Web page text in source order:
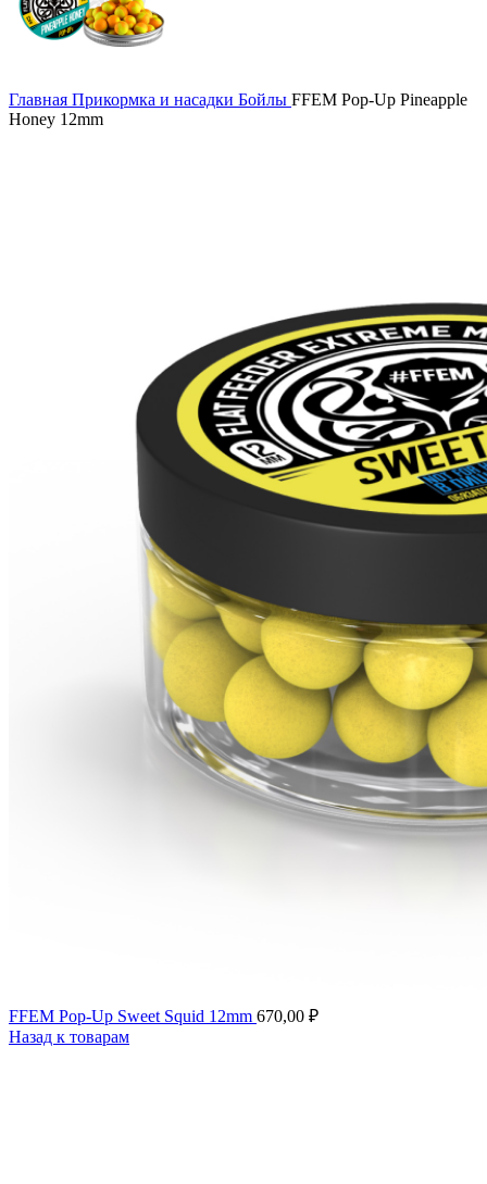
Главная Прикормка и насадки Бойлы FFEM Pop-Up Pineapple
Honey 12mm
FFEM Pop-Up Sweet Squid 12mm 670,00 ₽
Назад к товарам